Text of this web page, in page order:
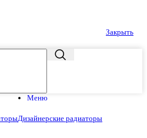
Закрыть
Меню
Дизайнерские радиаторы